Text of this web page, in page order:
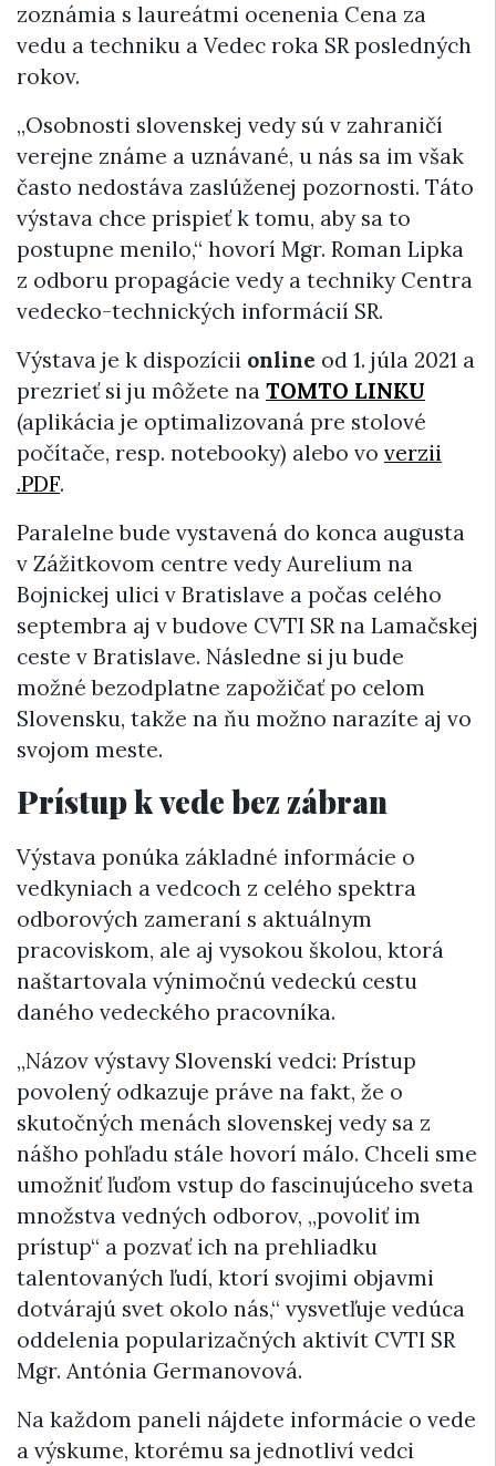
zoznámia s laureátmi ocenenia Cena za
vedu a techniku a Vedec roka SR posledných
rokov.
„Osobnosti slovenskej vedy sú v zahraničí
verejne známe a uznávané, u nás sa im však
často nedostáva zaslúženej pozornosti. Táto
výstava chce prispieť k tomu, aby sa to
postupne menilo,“ hovorí Mgr. Roman Lipka
z odboru propagácie vedy a techniky Centra
vedecko-technických informácií SR.
Výstava je k dispozícii online od 1. júla 2021 a
prezrieť si ju môžete na TOMTO LINKU
(aplikácia je optimalizovaná pre stolové
počítače, resp. notebooky) alebo vo verzii
.PDF.
Paralelne bude vystavená do konca augusta
v Zážitkovom centre vedy Aurelium na
Bojnickej ulici v Bratislave a počas celého
septembra aj v budove CVTI SR na Lamačskej
ceste v Bratislave. Následne si ju bude
možné bezodplatne zapožičať po celom
Slovensku, takže na ňu možno narazíte aj vo
svojom meste.
Prístup k vede bez zábran
Výstava ponúka základné informácie o
vedkyniach a vedcoch z celého spektra
odborových zameraní s aktuálnym
pracoviskom, ale aj vysokou školou, ktorá
naštartovala výnimočnú vedeckú cestu
daného vedeckého pracovníka.
„Názov výstavy Slovenskí vedci: Prístup
povolený odkazuje práve na fakt, že o
skutočných menách slovenskej vedy sa z
nášho pohľadu stále hovorí málo. Chceli sme
umožniť ľuďom vstup do fascinujúceho sveta
množstva vedných odborov, „povoliť im
prístup“ a pozvať ich na prehliadku
talentovaných ľudí, ktorí svojimi objavmi
dotvárajú svet okolo nás,“ vysvetľuje vedúca
oddelenia popularizačných aktivít CVTI SR
Mgr. Antónia Germanovová.
Na každom paneli nájdete informácie o vede
a výskume, ktorému sa jednotliví vedci